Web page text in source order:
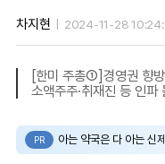
차지현 2024-11-28
[한미 주총①]경영권 향
소액주주·취재진 등 인파
PR 아는 약국은 다 아는 신